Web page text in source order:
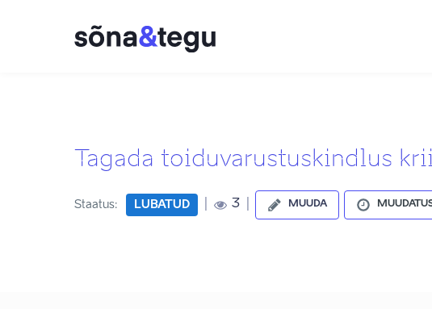
Tagada toiduvarustuskindlus
Staatus: LUBATUD 3 MUUDA